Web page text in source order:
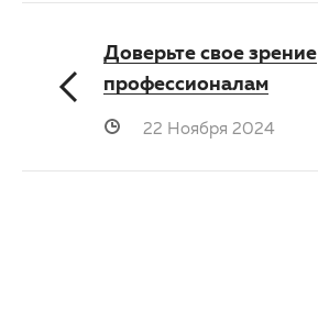
Доверьте свое зрение
профессионалам
22 Ноября 2024